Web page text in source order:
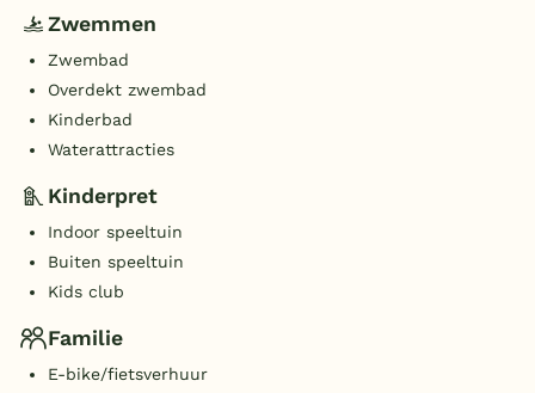
Zwemmen
Zwembad
Overdekt zwembad
Kinderbad
Waterattracties
Kinderpret
Indoor speeltuin
Buiten speeltuin
Kids club
Familie
E-bike/fietsverhuur